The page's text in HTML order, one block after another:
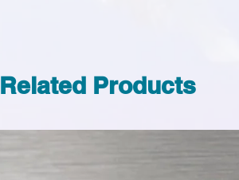
Related Products